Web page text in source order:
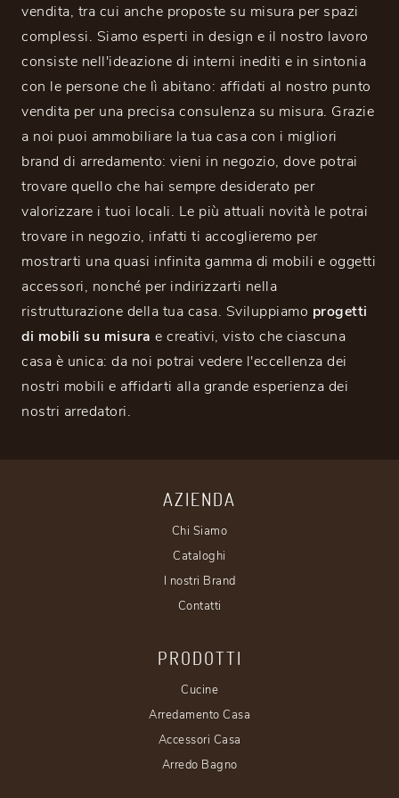
vendita, tra cui anche proposte su misura per spazi
complessi. Siamo esperti in design e il nostro lavoro
consiste nell'ideazione di interni inediti e in sintonia
con le persone che lì abitano: affidati al nostro punto
vendita per una precisa consulenza su misura. Grazie
a noi puoi ammobiliare la tua casa con i migliori
brand di arredamento: vieni in negozio, dove potrai
trovare quello che hai sempre desiderato per
valorizzare i tuoi locali. Le più attuali novità le potrai
trovare in negozio, infatti ti accoglieremo per
mostrarti una quasi infinita gamma di mobili e oggetti
accessori, nonché per indirizzarti nella
ristrutturazione della tua casa. Sviluppiamo progetti
di mobili su misura e creativi, visto che ciascuna
casa è unica: da noi potrai vedere l'eccellenza dei
nostri mobili e affidarti alla grande esperienza dei
nostri arredatori.
AZIENDA
Chi Siamo
Cataloghi
I nostri Brand
Contatti
PRODOTTI
Cucine
Arredamento Casa
Accessori Casa
Arredo Bagno